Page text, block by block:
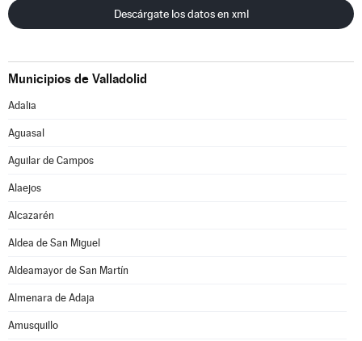
Descárgate los datos en xml
Municipios de Valladolid
Adalia
Aguasal
Aguilar de Campos
Alaejos
Alcazarén
Aldea de San Miguel
Aldeamayor de San Martín
Almenara de Adaja
Amusquillo